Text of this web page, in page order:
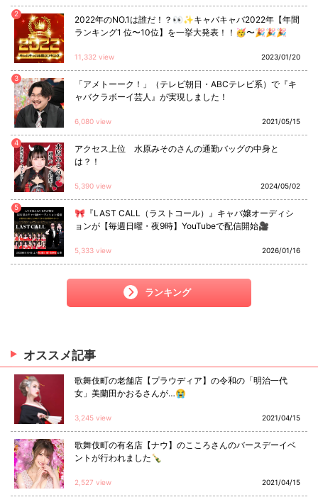
2
2022年のNO.1は誰だ！？👀✨キャバキャバ2022年【年間
ランキング1 位〜10位】を一挙大発表！！🥳〜🎉🎉🎉
11,332 view 2023/01/20
3
「アメトーーク！」（テレビ朝日・ABCテレビ系）で『キ
ャバクラボーイ芸人』が実現しました！
6,080 view 2021/05/15
4
アクセス上位 水原みそのさんの通勤バッグの中身と
は？！
5,390 view 2024/05/02
5
🎀『LAST CALL（ラストコール）』キャバ嬢オーディシ
ョンが【毎週日曜・夜9時】YouTubeで配信開始🎥
5,333 view 2026/01/16
ランキング
オススメ記事
歌舞伎町の老舗店【プラウディア】の令和の「明治一代
女」美蘭田かおるさんが…😭
3,245 view 2021/04/15
歌舞伎町の有名店【ナウ】のこころさんのバースデーイベ
ントが行われました🍾
2,527 view 2021/04/15